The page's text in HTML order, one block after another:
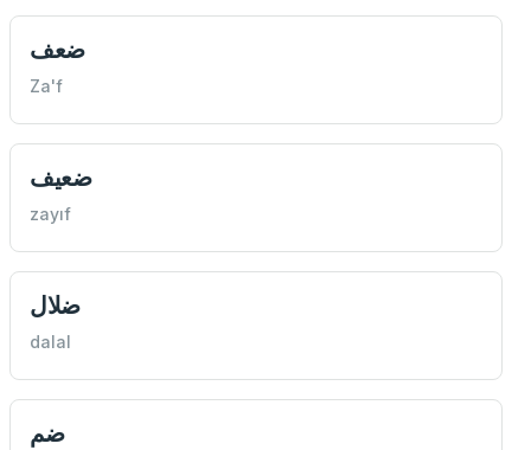
ضعف
Za'f
ضعيف
zayıf
ضلال
dalal
ضم